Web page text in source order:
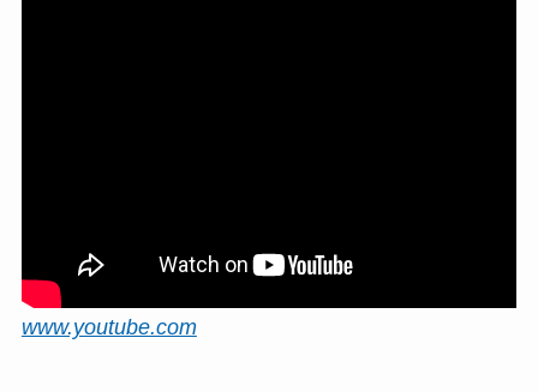
www.youtube.com